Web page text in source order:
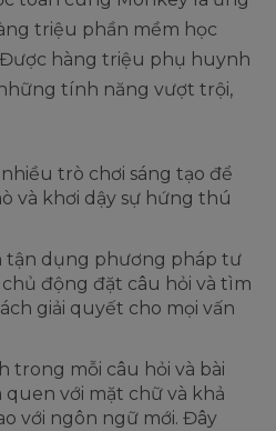
triệu phần mềm học
Được hàng triệu phụ huynh
tính năng vượt trội,
trò chơi sáng tạo để
và khơi dậy sự hứng thú
tận dụng phương pháp tư
động đặt câu hỏi và tìm
giải quyết cho mọi vấn
trong mỗi câu hỏi và bài
với mặt chữ và khả
với ngôn ngữ mới. Đây